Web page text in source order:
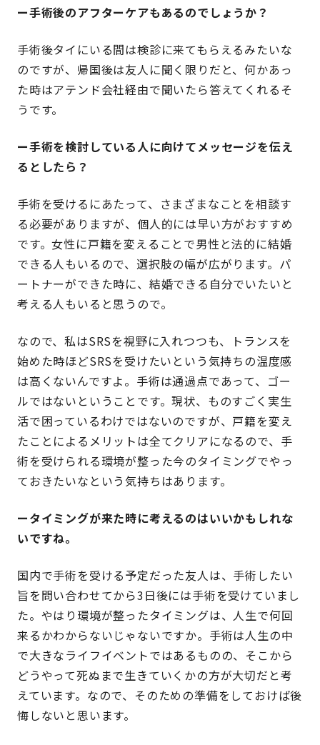
ー手術後のアフターケアもあるのでしょうか？
手術後タイにいる間は検診に来てもらえるみたいな
のですが、帰国後は友人に聞く限りだと、何かあっ
た時はアテンド会社経由で聞いたら答えてくれるそ
うです。
ー手術を検討している人に向けてメッセージを伝え
るとしたら？
手術を受けるにあたって、さまざまなことを相談す
る必要がありますが、個人的には早い方がおすすめ
です。女性に戸籍を変えることで男性と法的に結婚
できる人もいるので、選択肢の幅が広がります。パ
ートナーができた時に、結婚できる自分でいたいと
考える人もいると思うので。
なので、私はSRSを視野に入れつつも、トランスを
始めた時ほどSRSを受けたいという気持ちの温度感
は高くないんですよ。手術は通過点であって、ゴー
ルではないということです。現状、ものすごく実生
活で困っているわけではないのですが、戸籍を変え
たことによるメリットは全てクリアになるので、手
術を受けられる環境が整った今のタイミングでやっ
ておきたいなという気持ちはあります。
ータイミングが来た時に考えるのはいいかもしれな
いですね。
国内で手術を受ける予定だった友人は、手術したい
旨を問い合わせてから3日後には手術を受けていまし
た。やはり環境が整ったタイミングは、人生で何回
来るかわからないじゃないですか。手術は人生の中
で大きなライフイベントではあるものの、そこから
どうやって死ぬまで生きていくかの方が大切だと考
えています。なので、そのための準備をしておけば後
悔しないと思います。